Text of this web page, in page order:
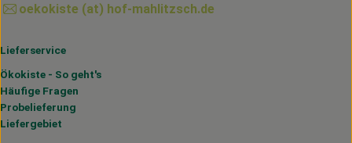
oekokiste (at) hof-mahlitzsch.de
Lieferservice
Ökokiste - So geht's
Häufige Fragen
Probelieferung
Liefergebiet